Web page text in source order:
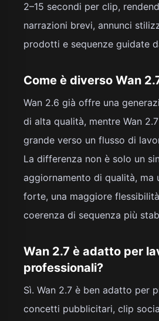
2–15 secondi per clip,
narrazioni brevi, annunci
prodotti e sequenze guidate
Come è diverso Wan
Wan 2.6 già offre una
di alta qualità, mentre Wan
grande verso un flusso di
La differenza non è solo un
aggiornamento di qualità, ma
forte, una maggiore
coerenza di sequenza più
Wan 2.7 è adatto per
professionali?
Sì. Wan 2.7 è ben adatto per
concetti pubblicitari, clip